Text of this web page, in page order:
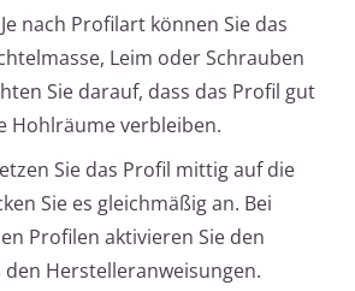
nach Profilart können Sie das
Leim oder Schrauben
Sie darauf, dass das Profil gut
Hohlräume verbleiben.
Sie das Profil mittig auf die
Sie es gleichmäßig an. Bei
Profilen aktivieren Sie den
den Herstelleranweisungen.